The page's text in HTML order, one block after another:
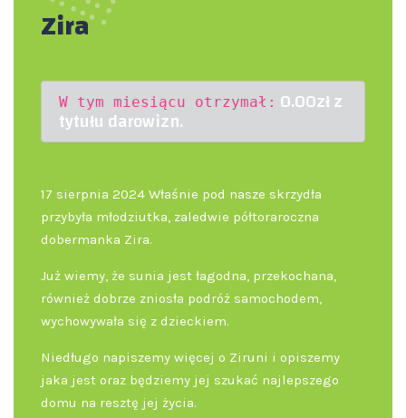
Zira
W tym miesiącu otrzymał: 0.00zł z
tytułu darowizn.
17 sierpnia 2024 Właśnie pod nasze skrzydła
przybyła młodziutka, zaledwie półtoraroczna
dobermanka Zira.
Już wiemy, że sunia jest łagodna, przekochana,
również dobrze zniosła podróż samochodem,
wychowywała się z dzieckiem.
Niedługo napiszemy więcej o Ziruni i opiszemy
jaka jest oraz będziemy jej szukać najlepszego
domu na resztę jej życia.